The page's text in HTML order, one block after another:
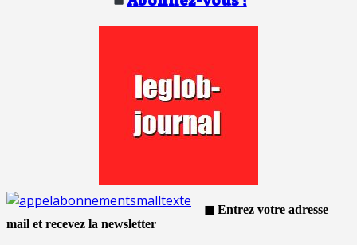
◼ Entrez votre adresse
mail et recevez la newsletter